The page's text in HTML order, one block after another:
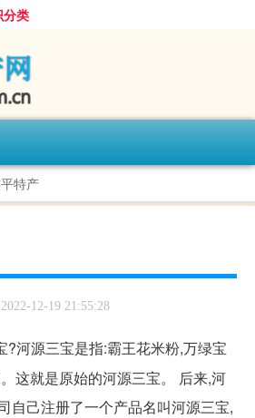
分类
特产
2022-12-19 21:55:28
?河源三宝是指:霸王花米粉,万绿宝
这就是原始的河源三宝。 后来,河
自己注册了一个产品名叫河源三宝,